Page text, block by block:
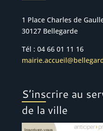
1 Place Charles de
30127 Bellegarde
Tél : 04 66 01 11 16
S’inscrire au
de la ville